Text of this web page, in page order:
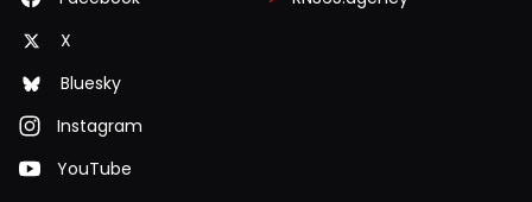
X
Bluesky
Instagram
YouTube